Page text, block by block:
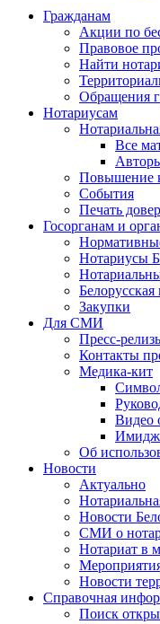
Гражданам
Акции по
Правовое
Найти
Обращения
Нотариусам
Все
Повышение
События
Печать
Госорганам и
Нотариусы
Белорусская
Закупки
Для СМИ
Пресс-
Контакты
Медика-кит
Видео
Об
Новости
Актуально
Новости
СМИ о
Нотариат в
Новости
Справочная
Поиск